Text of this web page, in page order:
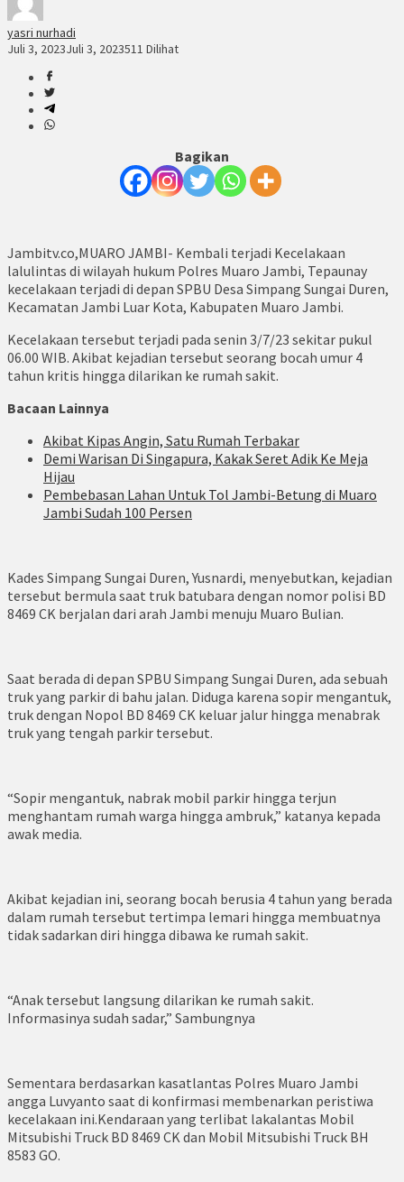
yasri nurhadi
Juli 3, 2023Juli 3, 2023511 Dilihat
Bagikan
Jambitv.co,MUARO JAMBI- Kembali terjadi Kecelakaan
lalulintas di wilayah hukum Polres Muaro Jambi, Tepaunay
kecelakaan terjadi di depan SPBU Desa Simpang Sungai Duren,
Kecamatan Jambi Luar Kota, Kabupaten Muaro Jambi.
Kecelakaan tersebut terjadi pada senin 3/7/23 sekitar pukul
06.00 WIB. Akibat kejadian tersebut seorang bocah umur 4
tahun kritis hingga dilarikan ke rumah sakit.
Bacaan Lainnya
Akibat Kipas Angin, Satu Rumah Terbakar
Demi Warisan Di Singapura, Kakak Seret Adik Ke Meja
Hijau
Pembebasan Lahan Untuk Tol Jambi-Betung di Muaro
Jambi Sudah 100 Persen
Kades Simpang Sungai Duren, Yusnardi, menyebutkan, kejadian
tersebut bermula saat truk batubara dengan nomor polisi BD
8469 CK berjalan dari arah Jambi menuju Muaro Bulian.
Saat berada di depan SPBU Simpang Sungai Duren, ada sebuah
truk yang parkir di bahu jalan. Diduga karena sopir mengantuk,
truk dengan Nopol BD 8469 CK keluar jalur hingga menabrak
truk yang tengah parkir tersebut.
“Sopir mengantuk, nabrak mobil parkir hingga terjun
menghantam rumah warga hingga ambruk,” katanya kepada
awak media.
Akibat kejadian ini, seorang bocah berusia 4 tahun yang berada
dalam rumah tersebut tertimpa lemari hingga membuatnya
tidak sadarkan diri hingga dibawa ke rumah sakit.
“Anak tersebut langsung dilarikan ke rumah sakit.
Informasinya sudah sadar,” Sambungnya
Sementara berdasarkan kasatlantas Polres Muaro Jambi
angga Luvyanto saat di konfirmasi membenarkan peristiwa
kecelakaan ini.Kendaraan yang terlibat lakalantas Mobil
Mitsubishi Truck BD 8469 CK dan Mobil Mitsubishi Truck BH
8583 GO.